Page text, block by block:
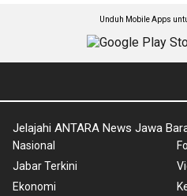
Unduh Mobile Apps
Jelajahi ANTARA News Jawa
Nasional
Jabar Terkini
Ekonomi